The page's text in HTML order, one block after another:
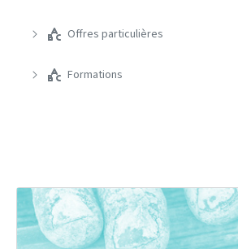
Offres particulières
Formations